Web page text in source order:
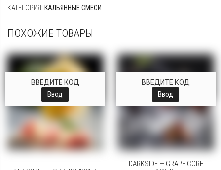
КАТЕГОРИЯ: КАЛЬЯННЫЕ СМЕСИ
ПОХОЖИЕ ТОВАРЫ
ВВЕДИТЕ КОД
Ввод
ВВЕДИТЕ КОД
Ввод
DARKSIDE — GRAPE CORE